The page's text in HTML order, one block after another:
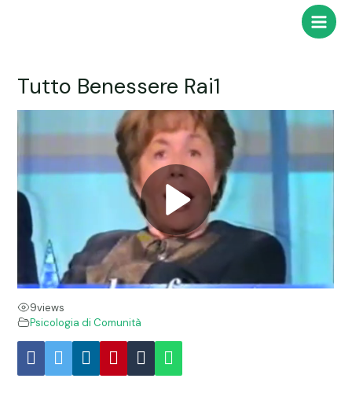
Main
Tutto Benessere Rai1
9views
Psicologia di Comunità